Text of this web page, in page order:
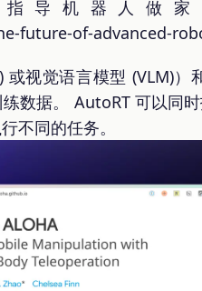
导机器人做家
future-of-advanced-
视觉语言模型 (VLM)）
数据。 AutoRT 可以同
不同的任务。